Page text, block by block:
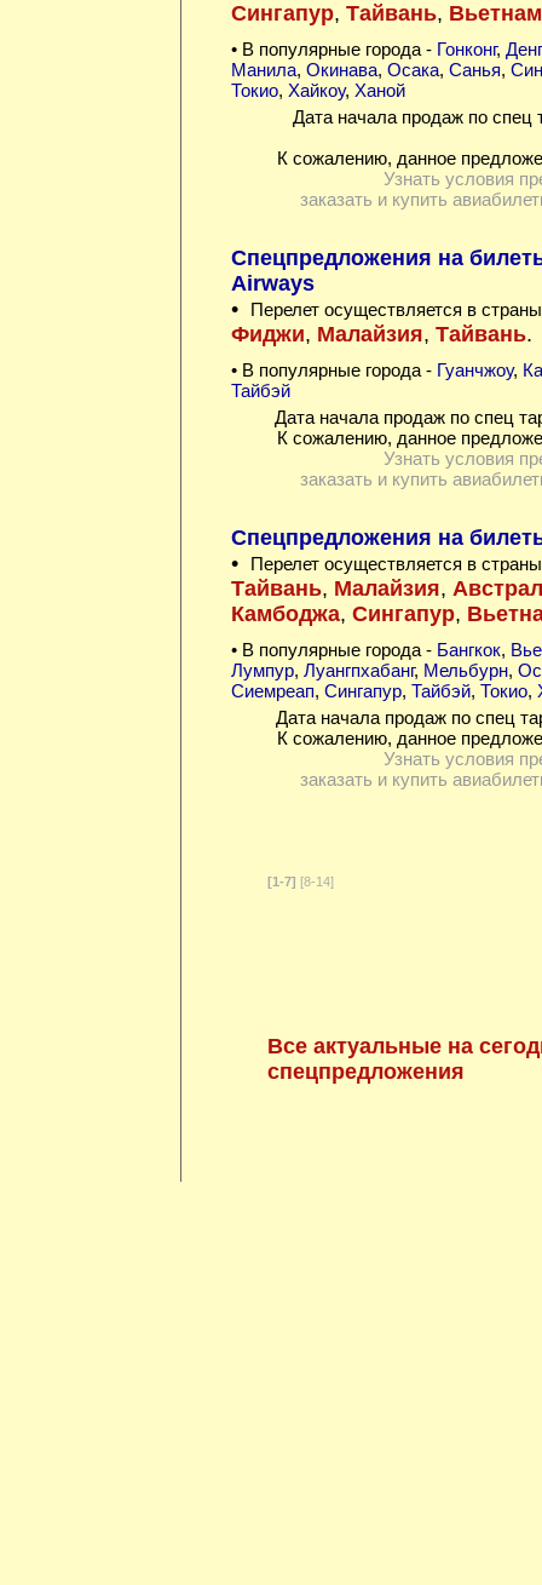
Сингапур, Тайвань, Вьетнам
• В популярные города - Гонконг,
Манила, Окинава, Осака, Санья,
Токио, Хайкоу, Ханой
Дата начала продаж по спец
К сожалению, данное
Узнать условия
заказать и купить
Спецпредложения на
Airways
•
Перелет осуществляется в
Фиджи, Малайзия, Тайвань.
• В популярные города - Гуанчжоу,
Тайбэй
Дата начала продаж по спец
К сожалению, данное
Узнать условия
заказать и купить
Спецпредложения на
•
Перелет осуществляется в
Тайвань, Малайзия,
Камбоджа, Сингапур,
• В популярные города - Бангкок,
Лумпур, Луангпхабанг, Мельбурн,
Сиемреап, Сингапур, Тайбэй, Токио,
Дата начала продаж по спец
К сожалению, данное
Узнать условия
заказать и купить
[1-7] [8-14]
Все актуальные на
спецпредложения